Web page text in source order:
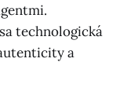
technologická
a